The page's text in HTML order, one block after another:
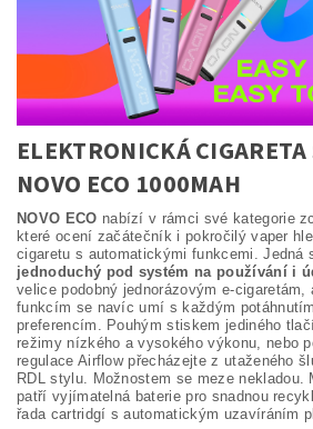
ELEKTRONICKÁ
NOVO ECO 1000MAH
NOVO ECO nabízí v rámci své kategorie
které ocení začátečník i pokročilý vaper
cigaretu s automatickými funkcemi. Jedná
jednoduchý pod systém na používání i
velice podobný jednorázovým e-
funkcím se navíc umí s každým
preferencím. Pouhým stiskem jediného
režimy nízkého a vysokého výkonu, nebo
regulace Airflow přecházejte z utaženého
RDL stylu. Možnostem se meze
patří vyjímatelná baterie pro snadnou
řada cartridgí s automatickým uzavíráním